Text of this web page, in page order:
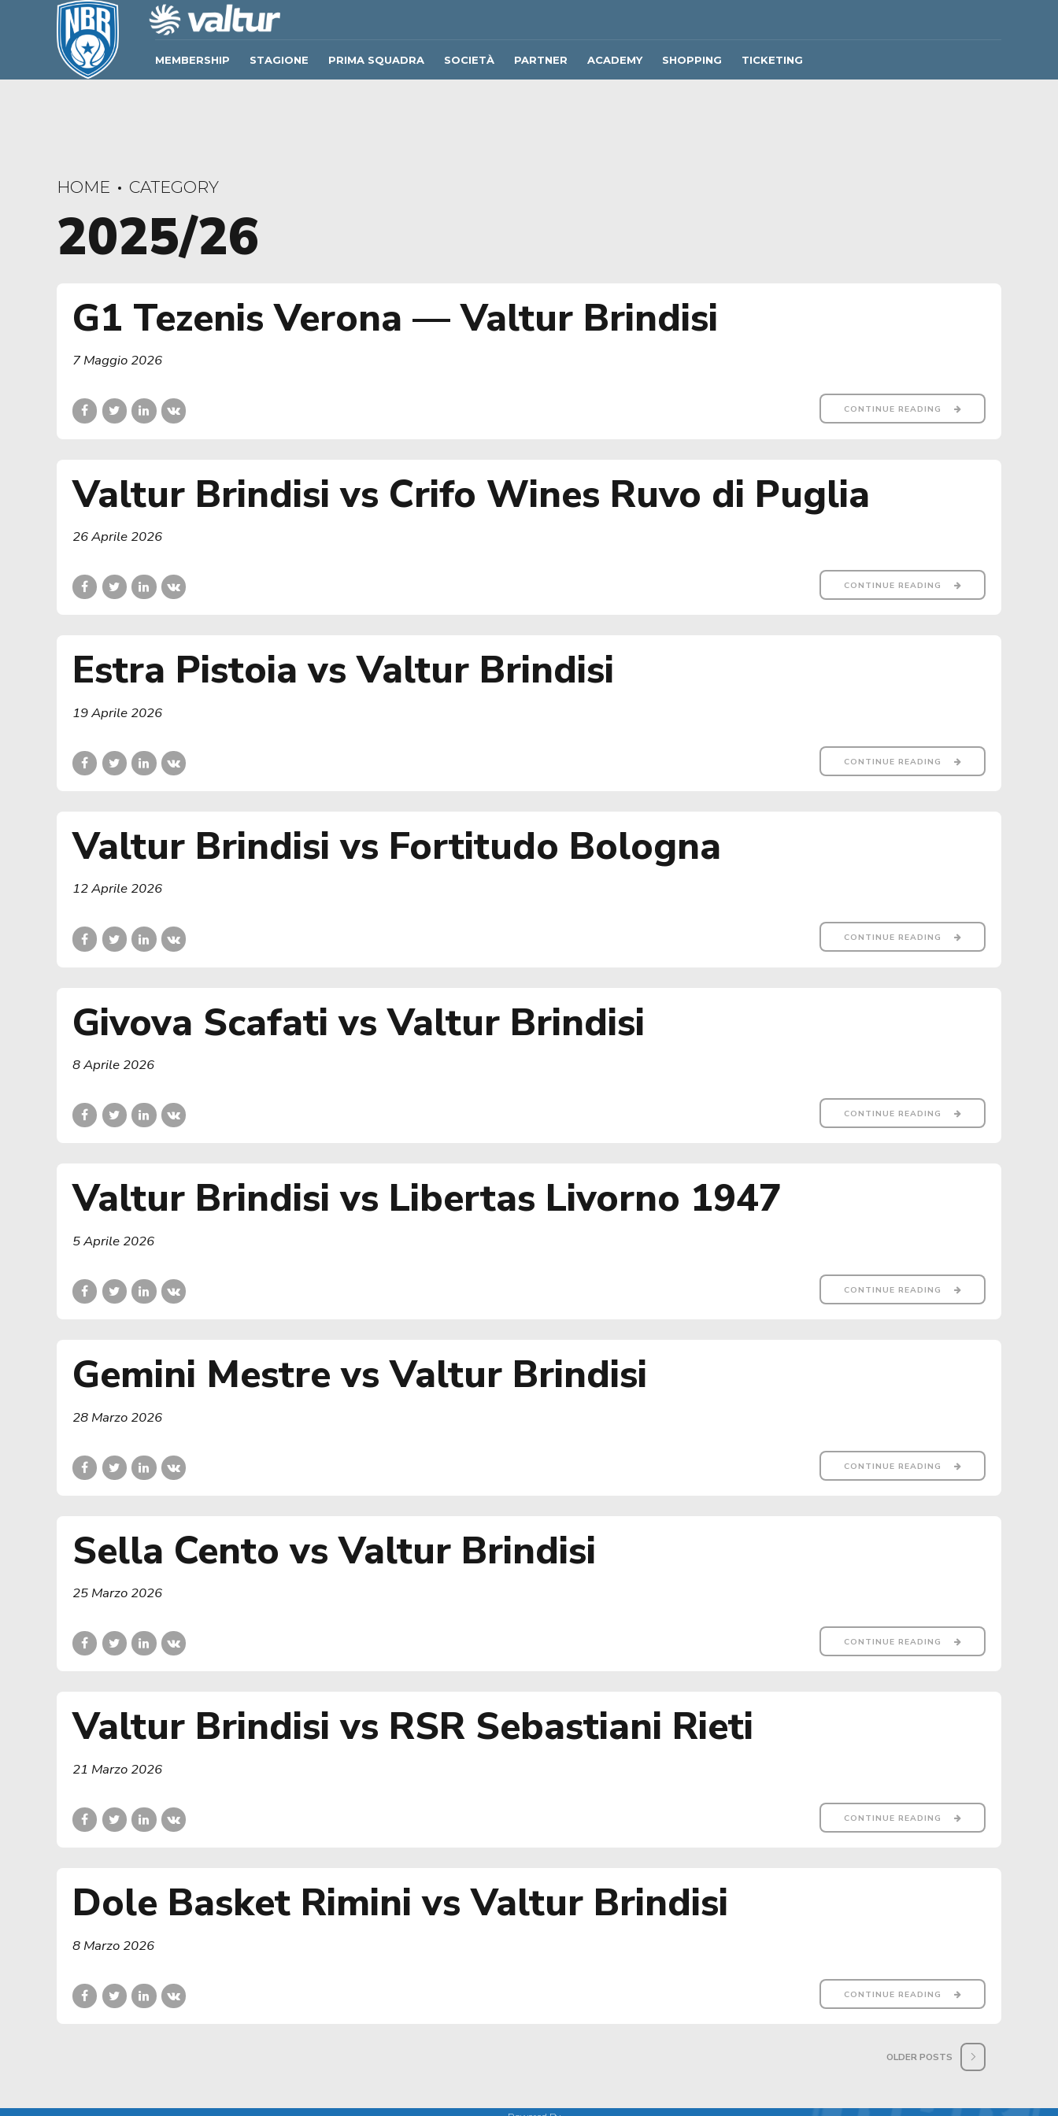
MEMBERSHIP STAGIONE PRIMA SQUADRA SOCIETÀ PARTNER ACADEMY SHOPPING TICKETING
HOME CATEGORY
2025/26
G1 Tezenis Verona — Valtur Brindisi
7 Maggio 2026
CONTINUE READING
Valtur Brindisi vs Crifo Wines Ruvo di Puglia
26 Aprile 2026
CONTINUE READING
Estra Pistoia vs Valtur Brindisi
19 Aprile 2026
CONTINUE READING
Valtur Brindisi vs Fortitudo Bologna
12 Aprile 2026
CONTINUE READING
Givova Scafati vs Valtur Brindisi
8 Aprile 2026
CONTINUE READING
Valtur Brindisi vs Libertas Livorno 1947
5 Aprile 2026
CONTINUE READING
Gemini Mestre vs Valtur Brindisi
28 Marzo 2026
CONTINUE READING
Sella Cento vs Valtur Brindisi
25 Marzo 2026
CONTINUE READING
Valtur Brindisi vs RSR Sebastiani Rieti
21 Marzo 2026
CONTINUE READING
Dole Basket Rimini vs Valtur Brindisi
8 Marzo 2026
CONTINUE READING
OLDER POSTS